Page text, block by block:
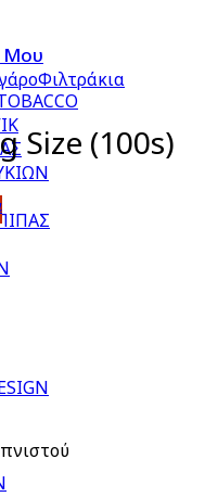
Μου
Φιλτράκια
Size (100s)